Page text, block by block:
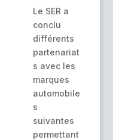
Le SER a
conclu
différents
partenariat
s avec les
marques
automobile
s
suivantes
permettant